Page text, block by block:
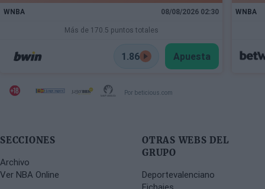
WNBA 08/08/2026 02:30
Más de 170.5 puntos totales
1.86 Apuesta
WNBA
Por beticious.com
SECCIONES
Archivo
Ver NBA Online
OTRAS WEBS DEL
GRUPO
Deportevalenciano